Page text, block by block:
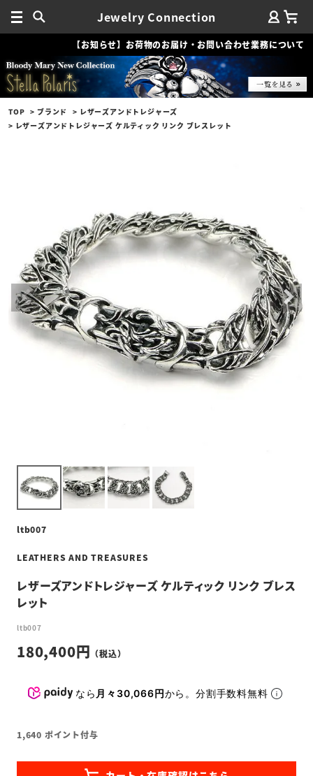
Jewelry Connection
【お知らせ】お荷物のお届け・お問い合わせ業務について
TOP ブランド
レザーズアンドトレジャーズ
レザーズアンドトレジャーズ ケルティック リンク ブレスレット
ltb007
LEATHERS AND TREASURES
レザーズアンドトレジャーズ ケルティック リンク ブレス
レット
ltb007
180,400
なら 月々30,066円から。分割手数料無料
1,640 ポイント付与